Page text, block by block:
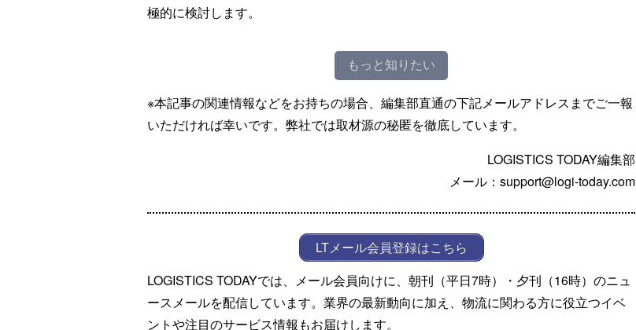
極的に検討します。
もっと知りたい
※本記事の関連情報などをお持ちの場合、編集部直通の下記メールアドレスまでご一報
いただければ幸いです。弊社では取材源の秘匿を徹底しています。
LOGISTICS TODAY編集部
メール：support@logi-today.com
LTメール会員登録はこちら
LOGISTICS TODAYでは、メール会員向けに、朝刊（平日7時）・夕刊（16時）のニュ
ースメールを配信しています。業界の最新動向に加え、物流に関わる方に役立つイベ
ントや注目のサービス情報もお届けします。